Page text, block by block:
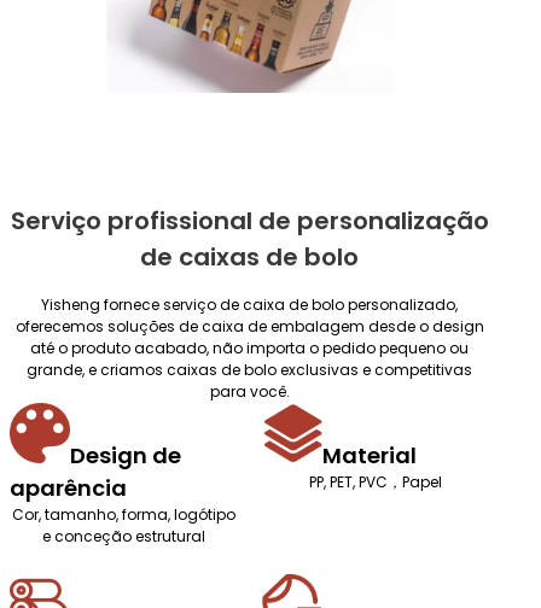
Serviço profissional de personalização
de caixas de bolo
Yisheng fornece serviço de caixa de bolo personalizado,
oferecemos soluções de caixa de embalagem desde o design
até o produto acabado, não importa o pedido pequeno ou
grande, e criamos caixas de bolo exclusivas e competitivas
para você.
Design de
aparência
Cor, tamanho, forma, logótipo
e conceção estrutural
Material
PP, PET, PVC，Papel